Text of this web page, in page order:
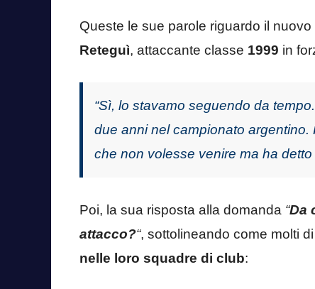
Queste le sue parole riguardo il
Reteguì, attaccante classe 1999 in
“Sì, lo stavamo seguendo da
due anni nel campionato
che non volesse venire ma ha
Poi, la sua risposta alla domanda “Da
attacco?“, sottolineando come molti
nelle loro squadre di club: